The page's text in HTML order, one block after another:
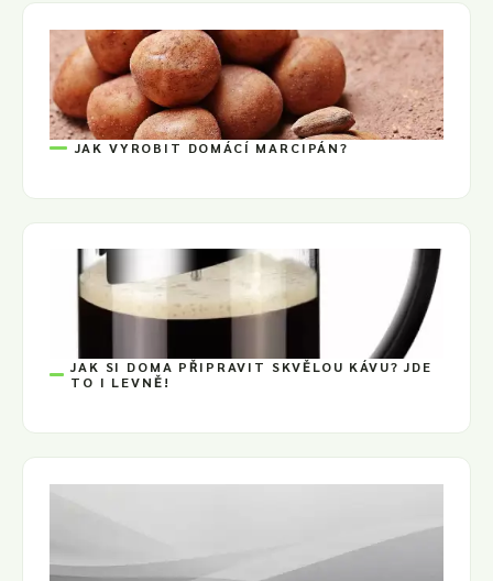
JAK VYROBIT DOMÁCÍ MARCIPÁN?
JAK SI DOMA PŘIPRAVIT SKVĚLOU KÁVU? JDE
TO I LEVNĚ!